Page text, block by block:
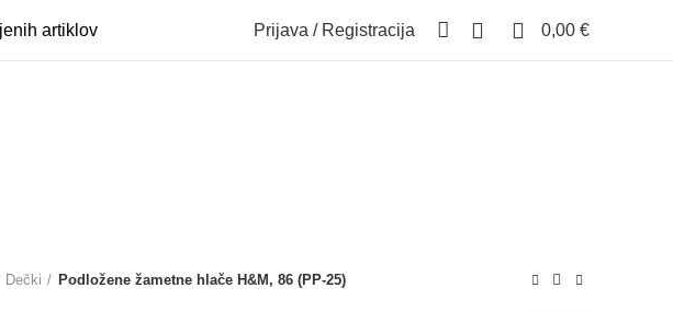
artiklov Prijava / Registracija 0,00 €
Dečki Podložene žametne hlače H&M, 86 (PP-25)